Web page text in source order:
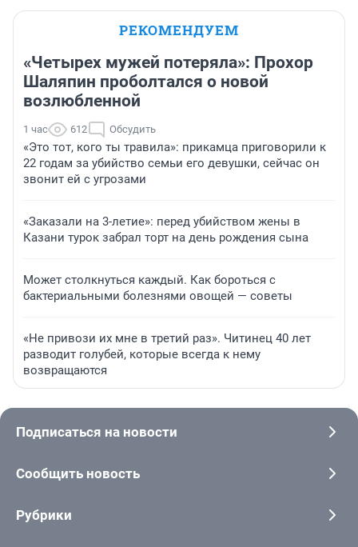
РЕКОМЕНДУЕМ
«Четырех мужей потеряла»: Прохор
Шаляпин проболтался о новой
возлюбленной
1 час 612 Обсудить
«Это тот, кого ты травила»: прикамца приговорили к
22 годам за убийство семьи его девушки, сейчас он
звонит ей с угрозами
«Заказали на 3-летие»: перед убийством жены в
Казани турок забрал торт на день рождения сына
Может столкнуться каждый. Как бороться с
бактериальными болезнями овощей — советы
«Не привози их мне в третий раз». Читинец 40 лет
разводит голубей, которые всегда к нему
возвращаются
Подписаться на новости
Сообщить новость
Рубрики